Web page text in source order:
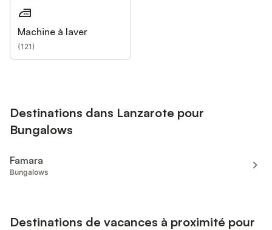
Machine à laver
(121)
Destinations dans Lanzarote pour
Bungalows
Famara
Bungalows
Destinations de vacances à proximité pour